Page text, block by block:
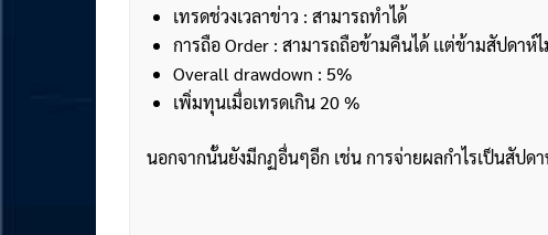
เทรดช่วงเวลาข่าว : สามารถทำได้
การถือ Order : สามารถถือข้ามคืนได้ เเต่ข้ามสัปดาห์ไ
Overall drawdown : 5%
เพิ่มทุนเมื่อเทรดเกิน 20 %
นอกจากนั้นยังมีกฏอื่นๆอีก เช่น การจ่ายผลกำไรเป็นสัปด